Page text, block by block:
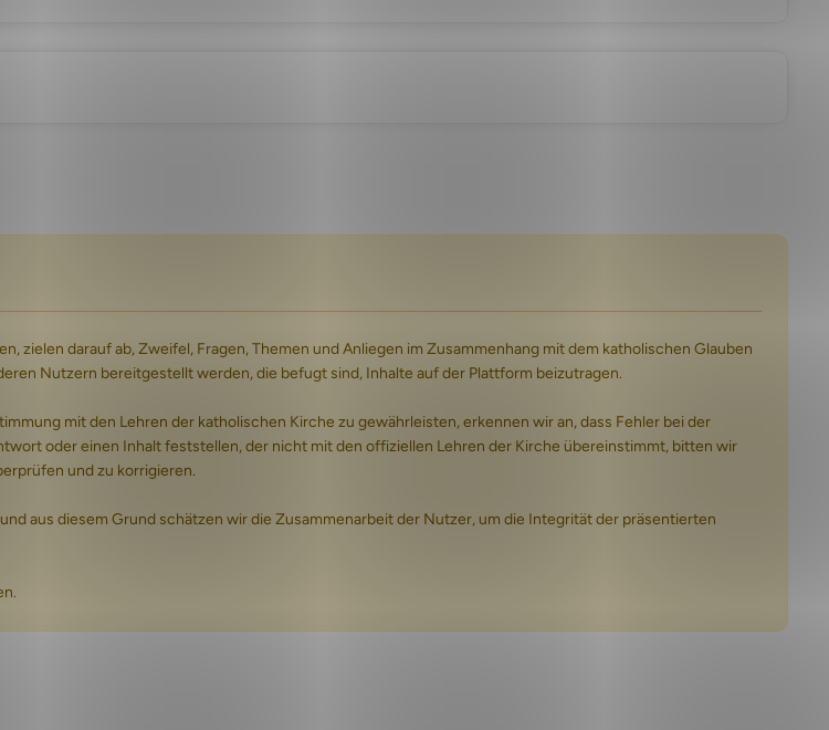
darauf ab, Zweifel, Fragen, Themen und Anliegen im Zusammenhang mit dem katholischen Glauben
Nutzern bereitgestellt werden, die befugt sind, Inhalte auf der Plattform beizutragen.
mit den Lehren der katholischen Kirche zu gewährleisten, erkennen wir an, dass Fehler bei der
oder einen Inhalt feststellen, der nicht mit den offiziellen Lehren der Kirche übereinstimmt, bitten wir
und zu korrigieren.
aus diesem Grund schätzen wir die Zusammenarbeit der Nutzer, um die Integrität der präsentierten